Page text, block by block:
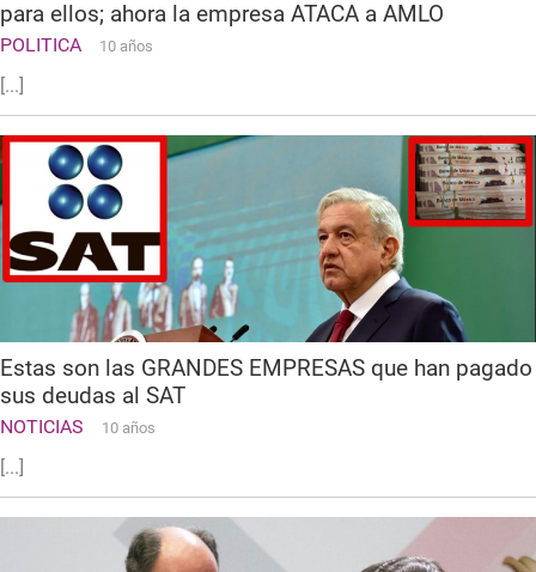
para ellos; ahora la empresa ATACA a AMLO
POLITICA 10 años
[...]
Estas son las GRANDES EMPRESAS que han pagado
sus deudas al SAT
NOTICIAS 10 años
[...]